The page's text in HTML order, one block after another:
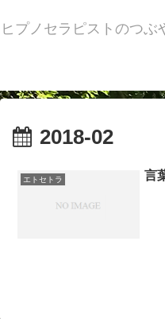
ヒプノセラピストのつ
2018-02
エトセトラ 言